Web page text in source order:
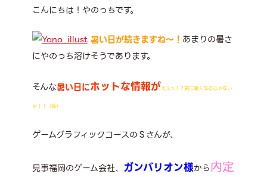
こんにちは！やのっちです。
暑い日が続きますね～！ あまりの暑さ
にやのっち溶けそうであります。
そんな暑い日にホットな情報がえぇっ！？更に暑くなるじゃない
か！！（笑）
ゲームグラフィックコースのＳさんが、
見事福岡のゲーム会社、 ガンバリオン様から内定